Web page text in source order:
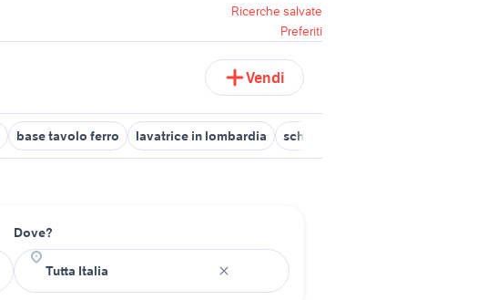
Ricerche salvate
Preferiti
Vendi
base tavolo ferro lavatrice in lombardia scheda lavatrice indesit
Dove?